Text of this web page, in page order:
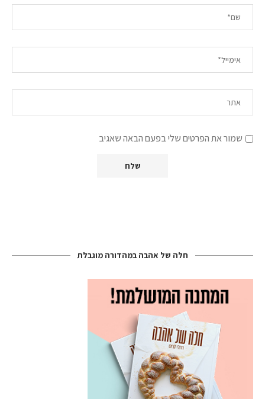
שמור את הפרטים שלי בפעם הבאה שאגיב
חלה של אהבה במהדורה מוגבלת